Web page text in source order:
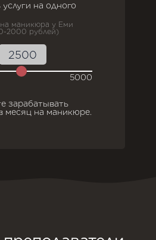
на одного
маникюра у Еми
2000 рублей)
5000
зарабатывать
месяц на маникюре.